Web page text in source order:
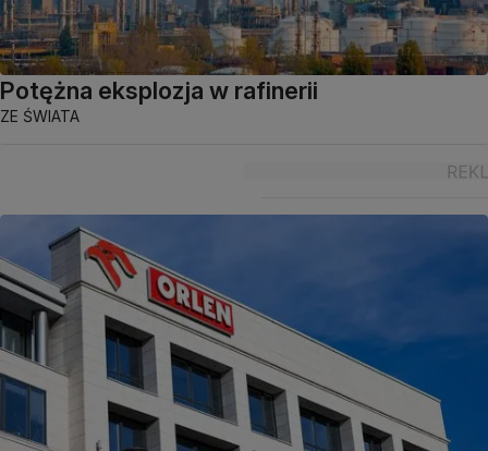
Potężna eksplozja w rafinerii
ZE ŚWIATA